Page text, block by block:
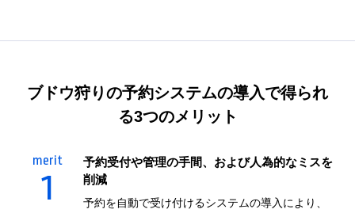
ブドウ狩りの予約システムの導入で得られ
る3つのメリット
merit
1
予約受付や管理の手間、および人為的なミスを
削減
予約を自動で受け付けるシステムの導入により、